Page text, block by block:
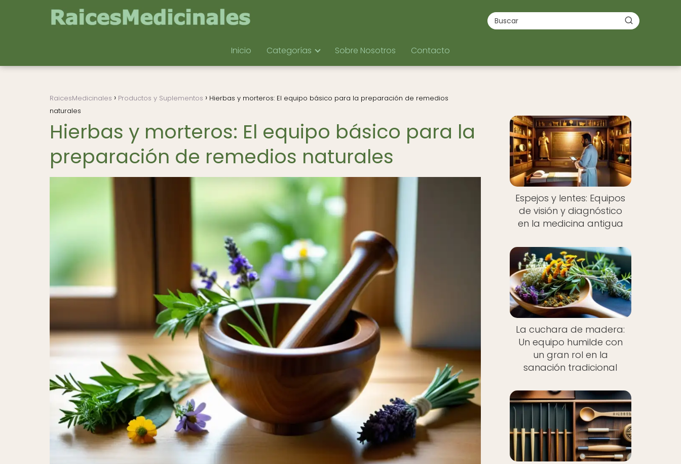
Inicio Categorías Sobre Nosotros Contacto
RaicesMedicinales Productos y Suplementos
Hierbas y morteros: El equipo básico para la preparación de remedios
naturales
Hierbas y morteros: El equipo básico para la
preparación de remedios naturales
Espejos y lentes: Equipos
de visión y diagnóstico
en la medicina antigua
La cuchara de madera:
Un equipo humilde con
un gran rol en la
sanación tradicional